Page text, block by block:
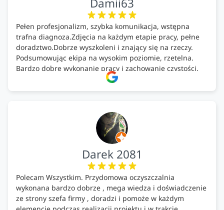
Damii63
Pełen profesjonalizm, szybka komunikacja, wstępna
trafna diagnoza.Zdjęcia na każdym etapie pracy, pełne
doradztwo.Dobrze wyszkoleni i znający się na rzeczy.
Podsumowując ekipa na wysokim poziomie, rzetelna.
Bardzo dobre wykonanie pracy i zachowanie czystości.
Darek 2081
Polecam Wszystkim. Przydomowa oczyszczalnia
wykonana bardzo dobrze , mega wiedza i doświadczenie
ze strony szefa firmy , doradzi i pomoże w każdym